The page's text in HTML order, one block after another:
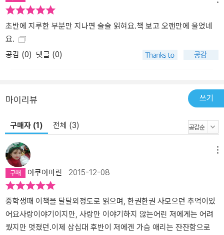
초반에 지루한 부분만 지나면 술술 읽혀요.책 보고 오랜만에 울었네
요.
공감 (0) 댓글 (0)
마이리뷰 쓰기
구매자 (1) 전체 (3)
아쿠아마린 2015-12-08
중학생때 이책을 달달외정도로 읽으며, 한권한권 사모으던 추억이있
어요사랑이야기이지만, 사랑만 이야기하지 않는어린 저에게는 어려
웠지만 멋졌던.이제 삼십대 후반이 저에겐 가슴 애리는 잔잔함으로